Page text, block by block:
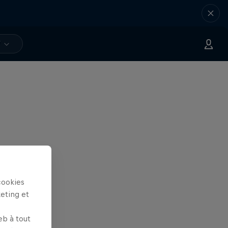
et
à tout